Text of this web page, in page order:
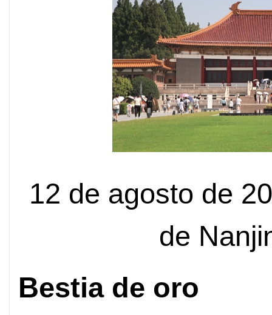
12 de agosto de
de
Bestia de oro